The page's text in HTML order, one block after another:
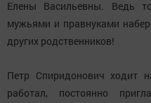
Елены Васильевны. Ведь
мужьями и правнуками
других родственников!
Петр Спиридонович ходит
работал, постоянно